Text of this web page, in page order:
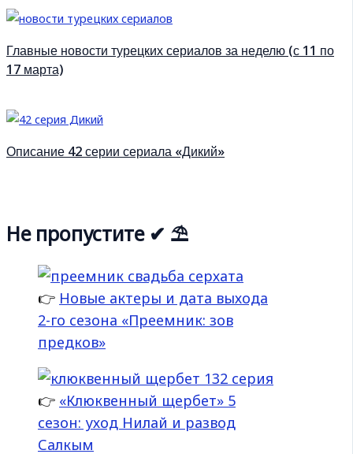
Главные новости турецких сериалов за неделю (с 11 по
17 марта)
Описание 42 серии сериала «Дикий»
Не пропустите ✔ ⛱
👉 Новые актеры и дата выхода
2-го сезона «Преемник: зов
предков»
👉 «Клюквенный щербет» 5
сезон: уход Нилай и развод
Салкым